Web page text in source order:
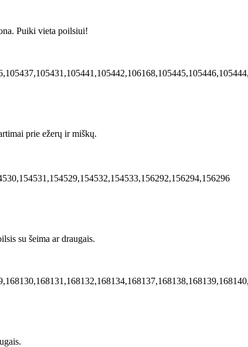
Puiki vieta poilsiui!
prie ežerų ir miškų.
su šeima ar draugais.